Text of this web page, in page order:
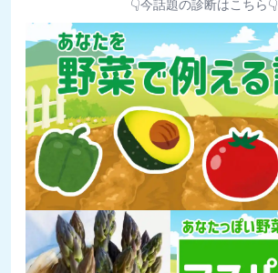
👇今話題の診断はこちら👇